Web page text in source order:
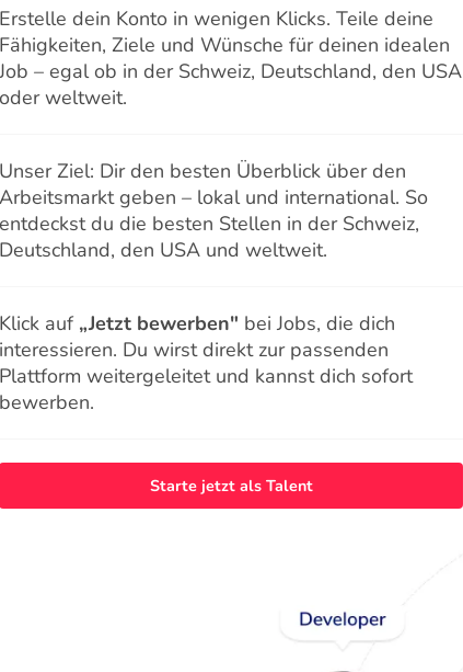
Erstelle dein Konto in wenigen Klicks. Teile deine
Fähigkeiten, Ziele und Wünsche für deinen idealen
Job – egal ob in der Schweiz, Deutschland, den USA
oder weltweit.
Unser Ziel: Dir den besten Überblick über den
Arbeitsmarkt geben – lokal und international. So
entdeckst du die besten Stellen in der Schweiz,
Deutschland, den USA und weltweit.
Klick auf „Jetzt bewerben" bei Jobs, die dich
interessieren. Du wirst direkt zur passenden
Plattform weitergeleitet und kannst dich sofort
bewerben.
Starte jetzt als Talent